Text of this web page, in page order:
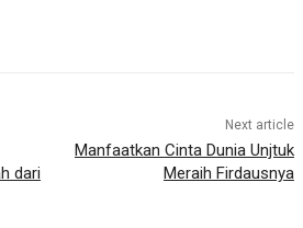
dari
Next article
Manfaatkan Cinta Dunia Unjtuk
Meraih Firdausnya